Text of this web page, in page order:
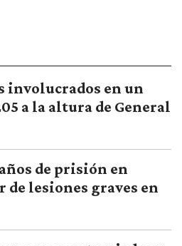
involucrados en un
a la altura de General
de prisión en
de lesiones graves en